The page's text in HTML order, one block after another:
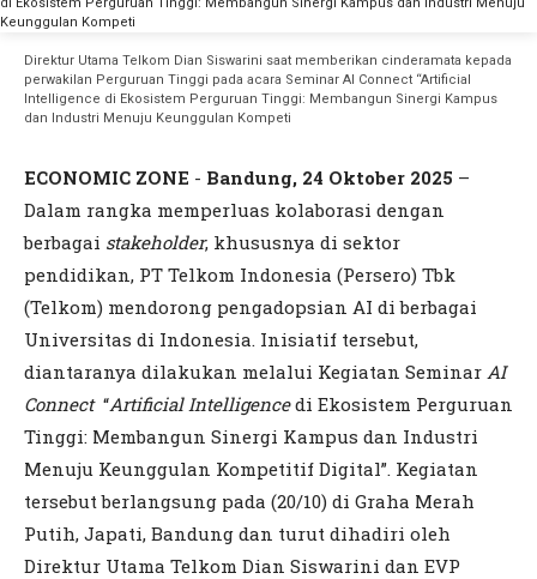
Direktur Utama Telkom Dian Siswarini saat memberikan cinderamata kepada
perwakilan Perguruan Tinggi pada acara Seminar AI Connect “Artificial
Intelligence di Ekosistem Perguruan Tinggi: Membangun Sinergi Kampus
dan Industri Menuju Keunggulan Kompeti
ECONOMIC ZONE - Bandung, 24 Oktober 2025 –
Dalam rangka memperluas kolaborasi dengan
berbagai stakeholder, khususnya di sektor
pendidikan, PT Telkom Indonesia (Persero) Tbk
(Telkom) mendorong pengadopsian AI di berbagai
Universitas di Indonesia. Inisiatif tersebut,
diantaranya dilakukan melalui Kegiatan Seminar AI
Connect“Artificial Intelligencedi Ekosistem Perguruan
Tinggi: Membangun Sinergi Kampus dan Industri
Menuju Keunggulan Kompetitif Digital”. Kegiatan
tersebut berlangsung pada (20/10) di Graha Merah
Putih, Japati, Bandung dan turut dihadiri oleh
Direktur Utama Telkom Dian Siswarini dan EVP